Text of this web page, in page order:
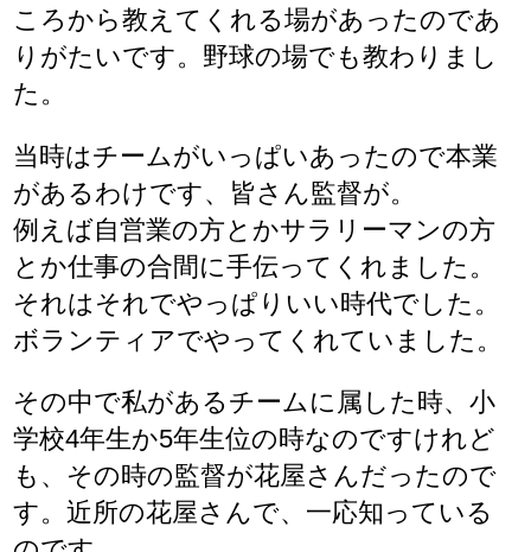
ころから教えてくれる場があったのであ
りがたいです。野球の場でも教わりまし
た。
当時はチームがいっぱいあったので本業
があるわけです、皆さん監督が。
例えば自営業の方とかサラリーマンの方
とか仕事の合間に手伝ってくれました。
それはそれでやっぱりいい時代でした。
ボランティアでやってくれていました。
その中で私があるチームに属した時、小
学校4年生か5年生位の時なのですけれど
も、その時の監督が花屋さんだったので
す。近所の花屋さんで、一応知っている